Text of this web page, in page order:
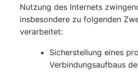
Nutzung des Internets
insbesondere zu folgenden
verarbeitet:
Sicherstellung eines
Verbindungsaufbaus